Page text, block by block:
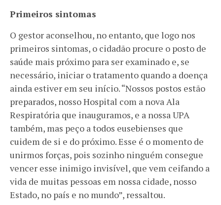
Primeiros sintomas
O gestor aconselhou, no entanto, que logo nos
primeiros sintomas, o cidadão procure o posto de
saúde mais próximo para ser examinado e, se
necessário, iniciar o tratamento quando a doença
ainda estiver em seu início. “Nossos postos estão
preparados, nosso Hospital com a nova Ala
Respiratória que inauguramos, e a nossa UPA
também, mas peço a todos eusebienses que
cuidem de si e do próximo. Esse é o momento de
unirmos forças, pois sozinho ninguém consegue
vencer esse inimigo invisível, que vem ceifando a
vida de muitas pessoas em nossa cidade, nosso
Estado, no país e no mundo”, ressaltou.